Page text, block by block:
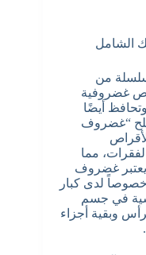
من
غضروفية
أيضًا
“غضروف
مما
غضروف
لدى كبار
في جسم
وبقية أجزاء